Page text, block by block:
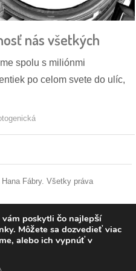
nás všetkých
spolu s miliónmi
po celom svete do ulíc,
Fábry. Všetky práva
vám poskytli čo najlepší
Môžete sa dozvedieť viac
alebo ich vypnúť v